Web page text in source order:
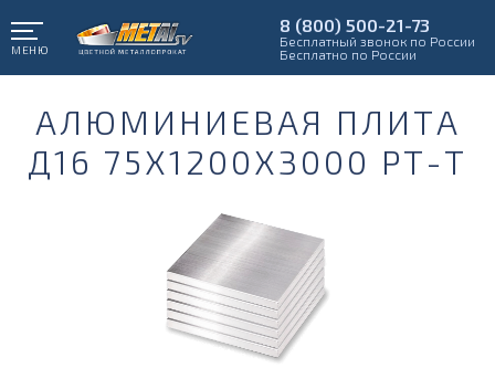
МЕНЮ
8 (800) 500-21-73
Бесплатный звонок по России
Бесплатно по России
АЛЮМИНИЕВАЯ ПЛИТА
Д16 75Х1200Х3000 РТ-Т